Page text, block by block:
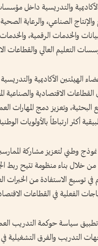
والتدريسية داخل
الصناعي، والرعاية
والخدمات الرقمية،
التعليم العالي والقطاعات
الهيئتين الأكاديمية
الاقتصادية والصناعية
وتعزيز دمج المهارات
أكثر ارتباطاً بالأولويات
وطني لتعزيز مشاركة
من خلال بناء منظومة تتيح ربط
في توسيع الاستفادة من الخبرات
الفعلية في القطاعات
سياسة حوكمة التدريب
التدريب والفرق التشغيلية